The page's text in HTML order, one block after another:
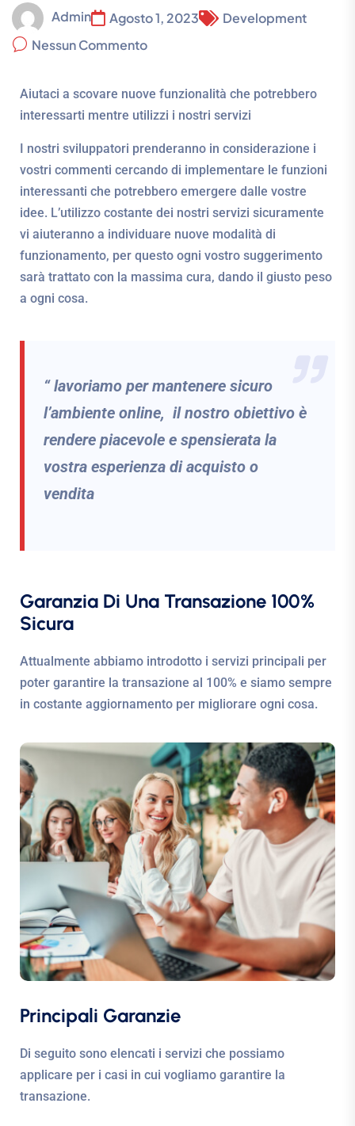
Admin Agosto 1, 2023
Development
Nessun Commento
Aiutaci a scovare nuove funzionalità che potrebbero
interessarti mentre utilizzi i nostri servizi
I nostri sviluppatori prenderanno in considerazione i
vostri commenti cercando di implementare le funzioni
interessanti che potrebbero emergere dalle vostre
idee. L’utilizzo costante dei nostri servizi sicuramente
vi aiuteranno a individuare nuove modalità di
funzionamento, per questo ogni vostro suggerimento
sarà trattato con la massima cura, dando il giusto peso
a ogni cosa.
“ lavoriamo per mantenere sicuro
l’ambiente online, il nostro obiettivo è
rendere piacevole e spensierata la
vostra esperienza di acquisto o
vendita
Garanzia Di Una Transazione 100%
Sicura
Attualmente abbiamo introdotto i servizi principali per
poter garantire la transazione al 100% e siamo sempre
in costante aggiornamento per migliorare ogni cosa.
Principali Garanzie
Di seguito sono elencati i servizi che possiamo
applicare per i casi in cui vogliamo garantire la
transazione.